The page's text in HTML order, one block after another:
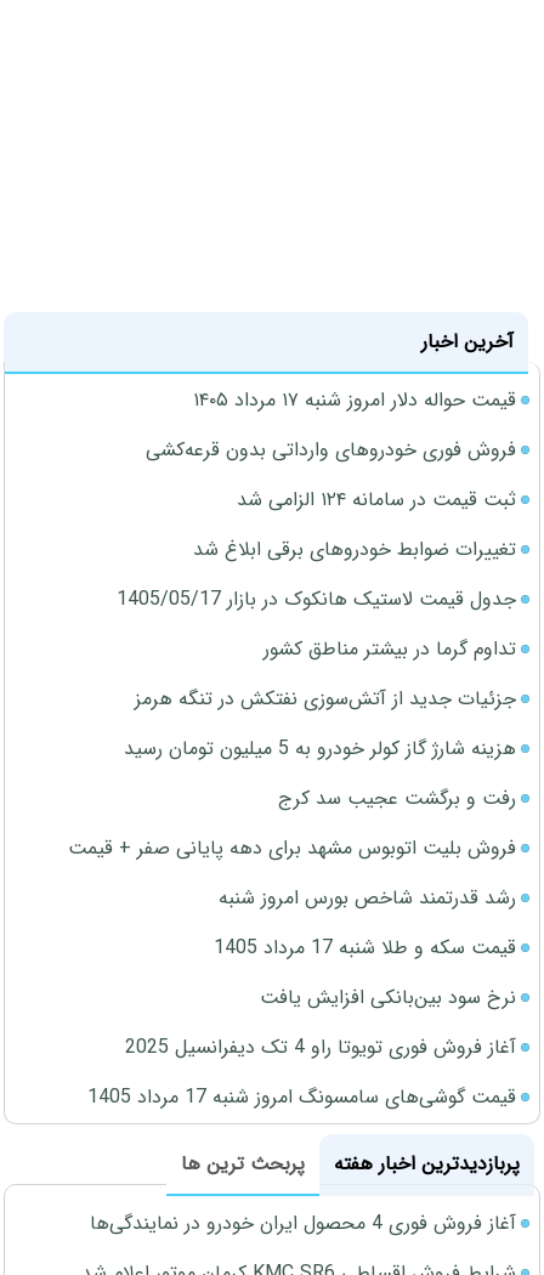
آخرین اخبار
قیمت حواله دلار امروز شنبه ۱۷ مرداد ۱۴۰۵
فروش فوری خودروهای وارداتی بدون قرعه‌کشی
ثبت قیمت در سامانه ۱۲۴ الزامی شد
تغییرات ضوابط خودروهای برقی ابلاغ شد
جدول قیمت لاستیک هانکوک در بازار 1405/05/17
تداوم گرما در بیشتر مناطق کشور
جزئیات جدید از آتش‌سوزی نفتکش در تنگه هرمز
هزینه شارژ گاز کولر خودرو به 5 میلیون تومان رسید
رفت و برگشت عجیب سد کرج
فروش بلیت اتوبوس مشهد برای دهه پایانی صفر + قیمت
رشد قدرتمند شاخص بورس امروز شنبه
قیمت سکه و طلا شنبه 17 مرداد 1405
نرخ سود بین‌بانکی افزایش یافت
آغاز فروش فوری تویوتا راو 4 تک دیفرانسیل 2025
قیمت گوشی‌های سامسونگ امروز شنبه 17 مرداد 1405
پربازدیدترین اخبار هفته
پربحث ترین ها
آغاز فروش فوری 4 محصول ایران خودرو در نمایندگی‌ها